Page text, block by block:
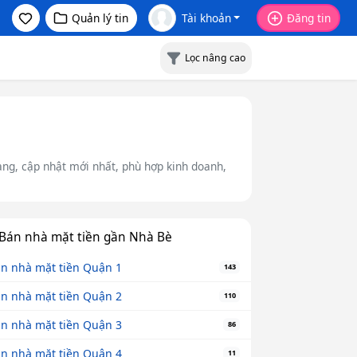
Quản lý tin Tài khoản Đăng tin
Lọc nâng cao
cập nhật mới nhất, phù hợp kinh doanh,
nhà mặt tiền gần Nhà Bè
nhà mặt tiền Quận 1 143
nhà mặt tiền Quận 2 110
nhà mặt tiền Quận 3 86
nhà mặt tiền Quận 4 11